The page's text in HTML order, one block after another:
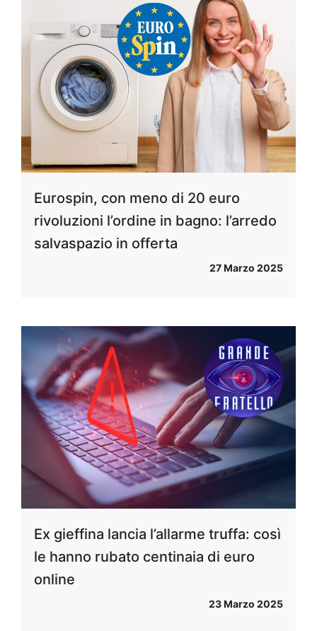
Eurospin, con meno di 20 euro
rivoluzioni l’ordine in bagno: l’arredo
salvaspazio in offerta
27 Marzo 2025
Ex gieffina lancia l’allarme truffa: così
le hanno rubato centinaia di euro
online
23 Marzo 2025